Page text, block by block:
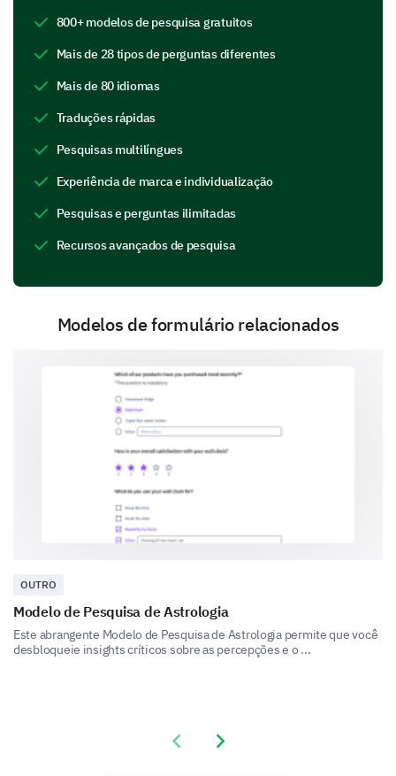
Indian
Local Cuisine
Dietary Restrictions
To ensure everyone can safely enjoy our meals, we
Do you have any dietary restrictions?
Vegetarian
Lactose Intolerance
800+ modelos de pesquisa gratuitos
Mais de 28 tipos de perguntas diferentes
Mais de 80 idiomas
Traduções rápidas
Pesquisas multilíngues
Experiência de marca e individualização
Pesquisas e perguntas ilimitadas
Recursos avançados de pesquisa
Modelos de formulário relacionados
OUTRO
Modelo de Pesquisa de Astrologia
Este abrangente Modelo de Pesquisa de Astrologia permite que você
desbloqueie insights críticos sobre as percepções e o ...
Previous slide
Next slide